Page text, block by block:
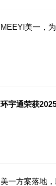
MEEYI美一，
环宇通荣获
美一方案落地